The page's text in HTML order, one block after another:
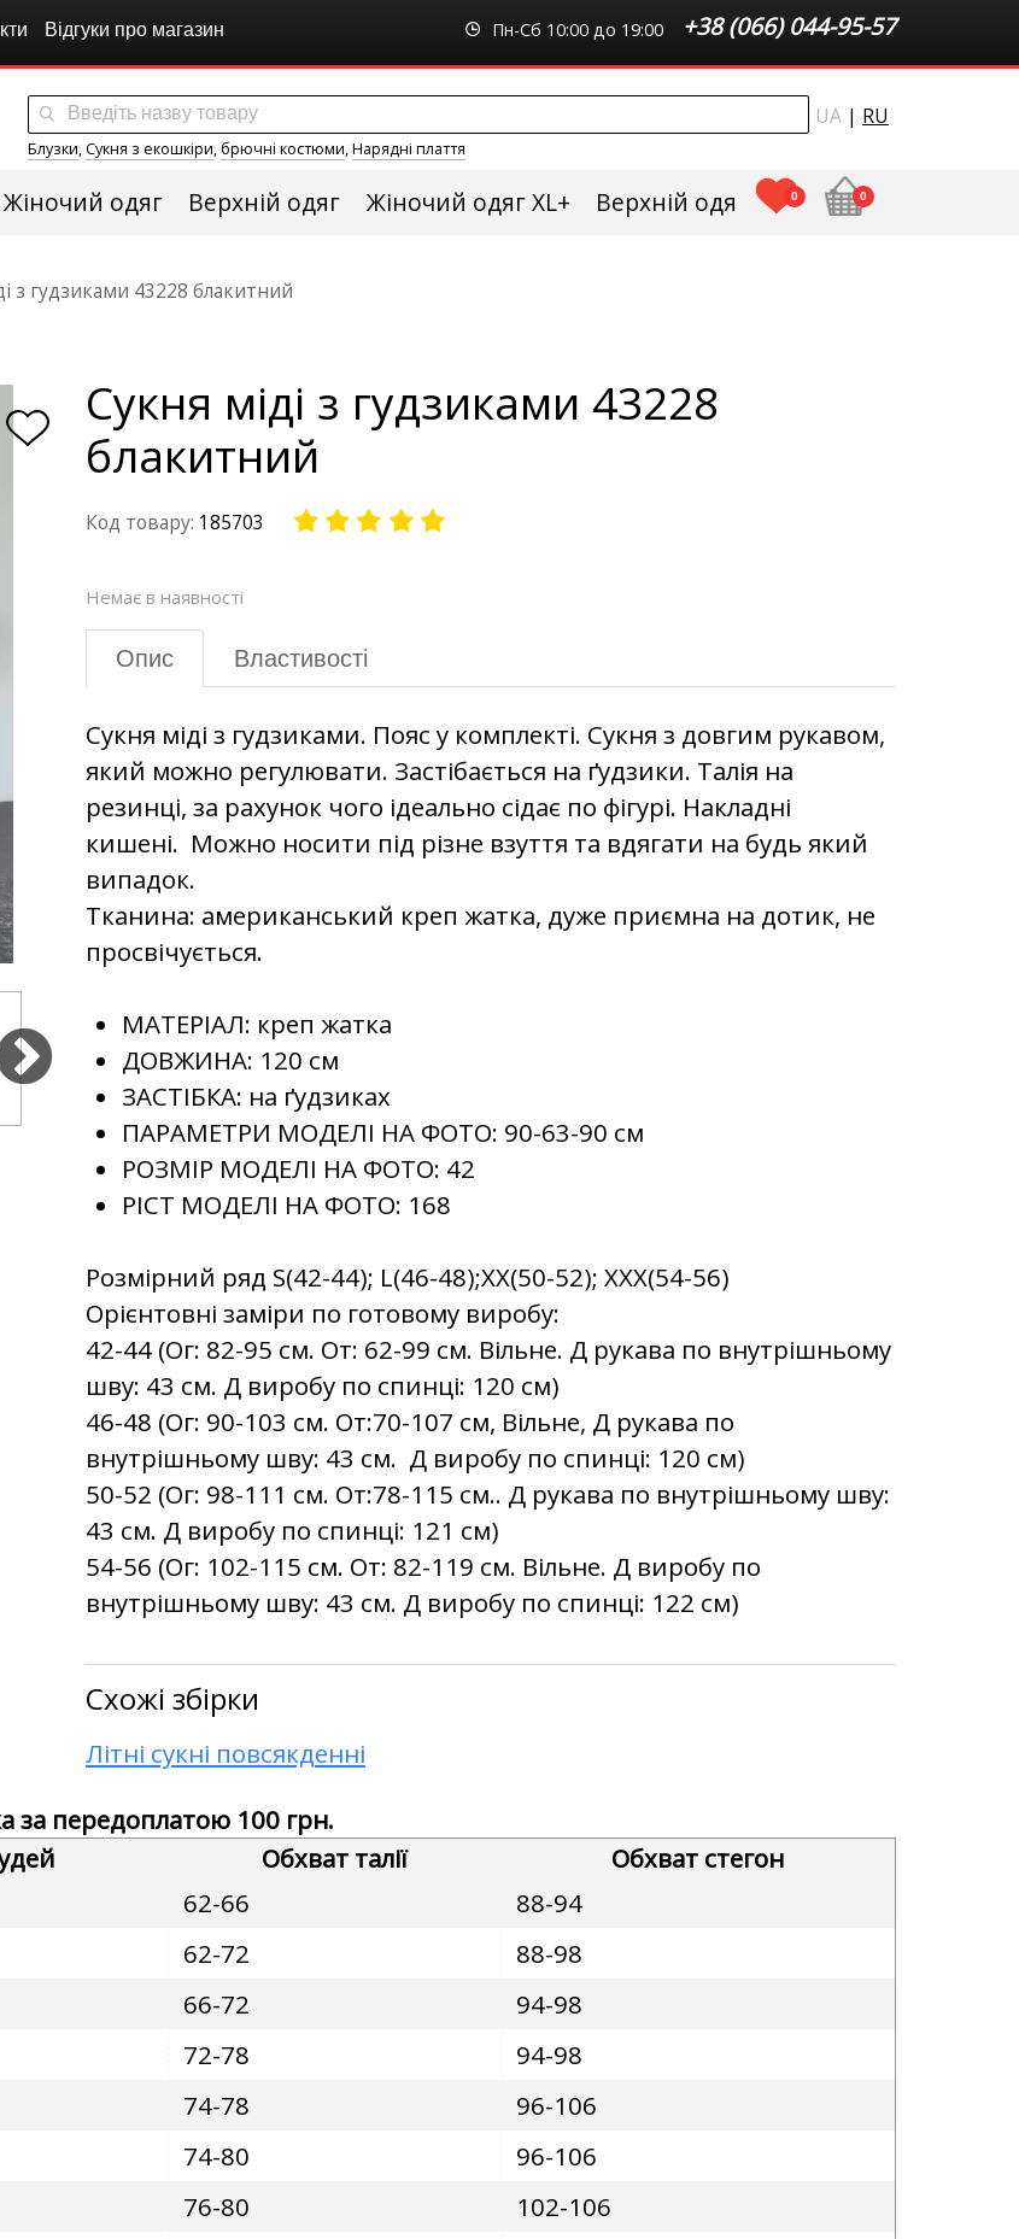
Відгуки про магазин +38 (066) 044-95-57
Пн-Сб 10:00 до 19:00
UA | RU
Блузки, Сукня з екошкіри, брючні костюми,Нарядні плаття
Жіночий одяг Верхній одяг Жіночий одяг XL+ Верхній одяг плюс сайз
0 0
з гудзиками 43228 блакитний
Сукня міді з гудзиками 43228
блакитний
Код товару: 185703
Немає в наявності
Опис Властивості
Сукня міді з гудзиками. Пояс у комплекті. Сукня з довгим рукавом,
який можно регулювати. Застібається на ґудзики. Талія на
резинці, за рахунок чого ідеально сідає по фігурі. Накладні
кишені. Можно носити під різне взуття та вдягати на будь який
випадок.
Тканина: американський креп жатка, дуже приємна на дотик, не
просвічується.
МАТЕРІАЛ: креп жатка
ДОВЖИНА: 120 см
ЗАСТІБКА: на ґудзиках
ПАРАМЕТРИ МОДЕЛІ НА ФОТО: 90-63-90 см
РОЗМІР МОДЕЛІ НА ФОТО: 42
РІСТ МОДЕЛІ НА ФОТО: 168
Розмірний ряд S(42-44); L(46-48);XX(50-52); XXX(54-56)
Орієнтовні заміри по готовому виробу:
42-44 (Ог: 82-95 см. От: 62-99 см. Вільне. Д рукава по внутрішньому
шву: 43 см. Д виробу по спинці: 120 см)
46-48 (Ог: 90-103 см. От:70-107 см, Вільне, Д рукава по
внутрішньому шву: 43 см. Д виробу по спинці: 120 см)
50-52 (Ог: 98-111 см. От:78-115 см.. Д рукава по внутрішньому шву:
43 см. Д виробу по спинці: 121 см)
54-56 (Ог: 102-115 см. От: 82-119 см. Вільне. Д виробу по
внутрішньому шву: 43 см. Д виробу по спинці: 122 см)
Схожі збірки
Літні сукні повсякденні
за передоплатою 100 грн.
Обхват талії
Обхват стегон
62-66
88-94
62-72
88-98
66-72
94-98
72-78
94-98
74-78
96-106
74-80
96-106
76-80
102-106